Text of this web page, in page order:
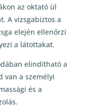
az oktató ül
A vizsgabiztos a
elején ellenőrzi
a látottakat.
elindítható a
van a személyi
és a